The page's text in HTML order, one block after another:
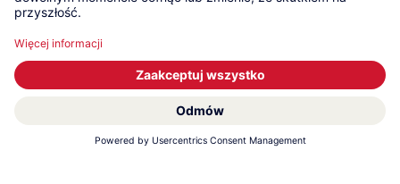
© 2026 KWC Group Management AG
Ogólne warunki handlowe
Impressum
Ochrona danych